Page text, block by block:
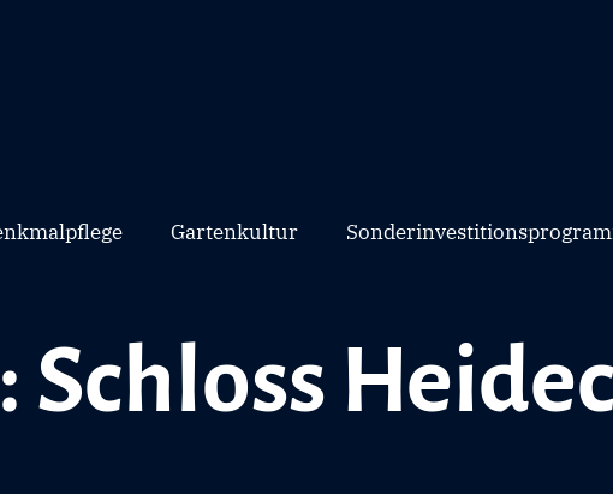
Gartenkultur
Schloss